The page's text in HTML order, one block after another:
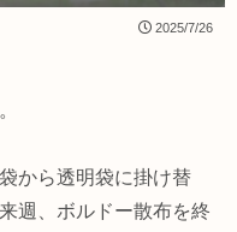
2025/7/26
から透明袋に掛け替
週、ボルドー散布を終